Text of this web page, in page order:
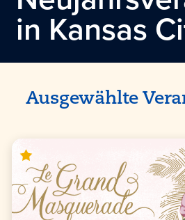
in Kansas
Ausgewählte